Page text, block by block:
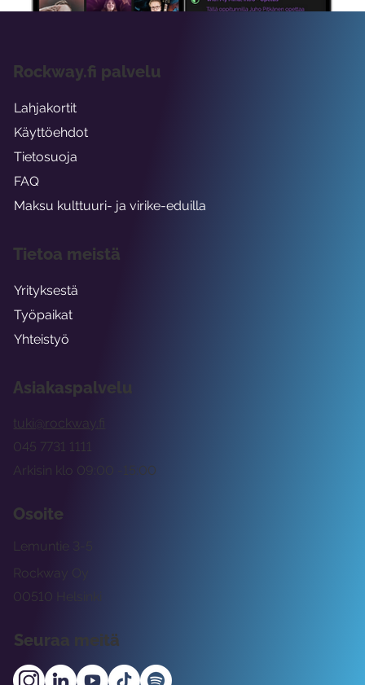
Asiakaspalvelu
tuki@rockway.fi
Arkisin klo 09:00 -15:00
045 7731 1111
Osoite
Rockway Oy
Lemuntie 3-5
00510 Helsinki
Seuraa meitä
Rockway.fi palvelu
Lahjakortit
Käyttöehdot
Tietosuoja
FAQ
Maksu kulttuuri- ja virike-eduilla
Tietoa meistä
Yrityksestä
Työpaikat
Yhteistyö